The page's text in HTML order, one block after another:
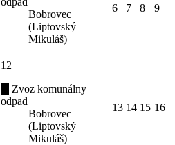
Bobrovec
(Liptovský
Mikuláš)
6 7 8 9
12
Zvoz komunálny
odpad
Bobrovec
(Liptovský
Mikuláš)
13 14 15 16